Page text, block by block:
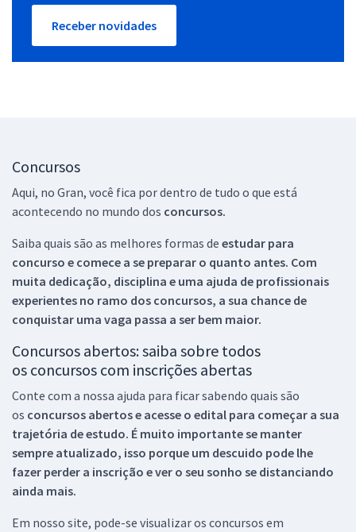
Receber novidades
Concursos
Aqui, no Gran, você fica por dentro de tudo o que está
acontecendo no mundo dos concursos.
Saiba quais são as melhores formas de estudar para
concurso e comece a se preparar o quanto antes. Com
muita dedicação, disciplina e uma ajuda de profissionais
experientes no ramo dos concursos, a sua chance de
conquistar uma vaga passa a ser bem maior.
Concursos abertos: saiba sobre todos
os concursos com inscrições abertas
Conte com a nossa ajuda para ficar sabendo quais são
os concursos abertos e acesse o edital para começar a sua
trajetória de estudo. É muito importante se manter
sempre atualizado, isso porque um descuido pode lhe
fazer perder a inscrição e ver o seu sonho se distanciando
ainda mais.
Em nosso site, pode-se visualizar os concursos em